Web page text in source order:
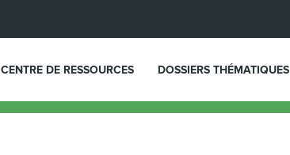
CENTRE DE RESSOURCES DOSSIERS THÉMATIQUES